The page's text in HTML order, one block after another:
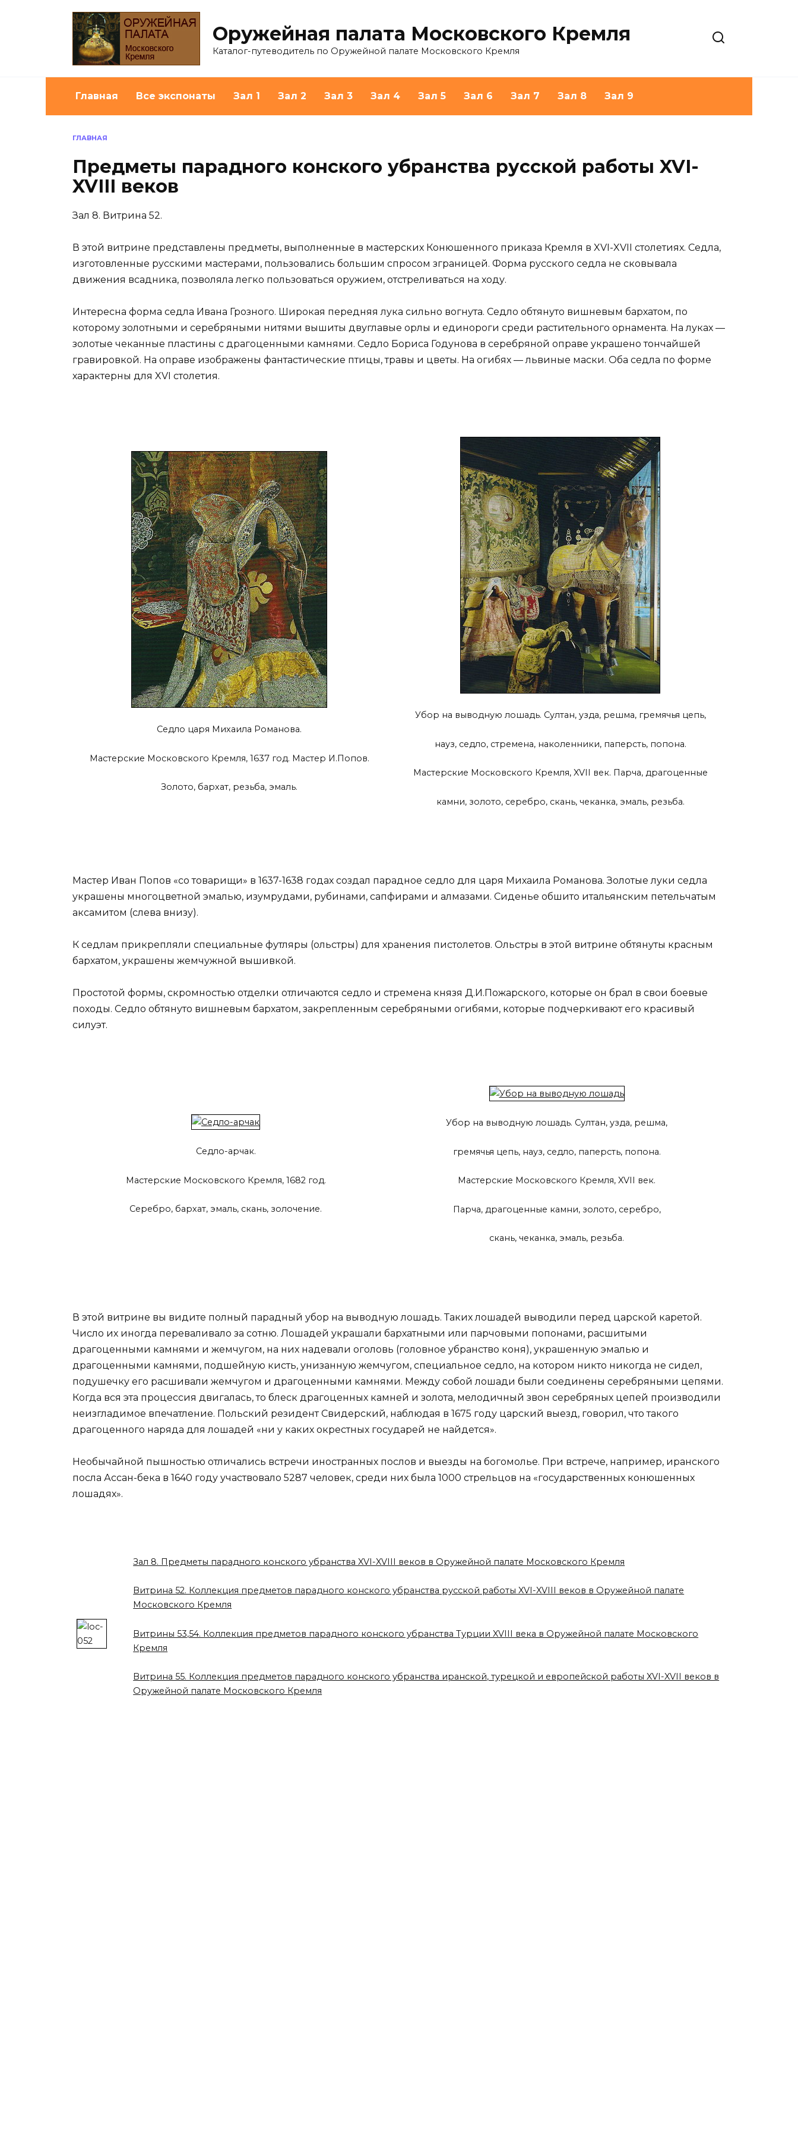
Оружейная палата Московского Кремля
Каталог-путеводитель по Оружейной палате Московского Кремля
Главная Все экспонаты Зал 1 Зал 2 Зал 3 Зал 4 Зал 5 Зал 6 Зал 7 Зал 8 Зал 9
ГЛАВНАЯ
Предметы парадного конского убранства русской работы XVI-
XVIII веков
Зал 8. Витрина 52.
В этой витрине представлены предметы, выполненные в мастерских Конюшенного приказа Кремля в XVI-XVII столетиях. Седла,
изготовленные русскими мастерами, пользовались большим спросом зграницей. Форма русского седла не сковывала
движения всадника, позволяла легко пользоваться оружием, отстреливаться на ходу.
Интересна форма седла Ивана Грозного. Широкая передняя лука сильно вогнута. Седло обтянуто вишневым бархатом, по
которому золотными и серебряными нитями вышиты двуглавые орлы и единороги среди растительного орнамента. На луках —
золотые чеканные пластины с драгоценными камнями. Седло Бориса Годунова в серебряной оправе украшено тончайшей
гравировкой. На оправе изображены фантастические птицы, травы и цветы. На огибях — львиные маски. Оба седла по форме
характерны для XVI столетия.
Седло царя Михаила Романова.
Мастерские Московского Кремля, 1637 год. Мастер И.Попов.
Золото, бархат, резьба, эмаль.
Убор на выводную лошадь. Султан, узда, решма, гремячья цепь,
науз, седло, стремена, наколенники, паперсть, попона.
Мастерские Московского Кремля, XVII век. Парча, драгоценные
камни, золото, серебро, скань, чеканка, эмаль, резьба.
Мастер Иван Попов «со товарищи» в 1637-1638 годах создал парадное седло для царя Михаила Романова. Золотые луки седла
украшены многоцветной эмалью, изумрудами, рубинами, сапфирами и алмазами. Сиденье обшито итальянским петельчатым
аксамитом (слева внизу).
К седлам прикрепляли специальные футляры (ольстры) для хранения пистолетов. Ольстры в этой витрине обтянуты красным
бархатом, украшены жемчужной вышивкой.
Простотой формы, скромностью отделки отличаются седло и стремена князя Д.И.Пожарского, которые он брал в свои боевые
походы. Седло обтянуто вишневым бархатом, закрепленным серебряными огибями, которые подчеркивают его красивый
силуэт.
Седло-арчак.
Мастерские Московского Кремля, 1682 год.
Серебро, бархат, эмаль, скань, золочение.
Убор на выводную лошадь. Султан, узда, решма,
гремячья цепь, науз, седло, паперсть, попона.
Мастерские Московского Кремля, XVII век.
Парча, драгоценные камни, золото, серебро,
скань, чеканка, эмаль, резьба.
В этой витрине вы видите полный парадный убор на выводную лошадь. Таких лошадей выводили перед царской каретой.
Число их иногда переваливало за сотню. Лошадей украшали бархатными или парчовыми попонами, расшитыми
драгоценными камнями и жемчугом, на них надевали оголовь (головное убранство коня), украшенную эмалью и
драгоценными камнями, подшейную кисть, унизанную жемчугом, специальное седло, на котором никто никогда не сидел,
подушечку его расшивали жемчугом и драгоценными камнями. Между собой лошади были соединены серебряными цепями.
Когда вся эта процессия двигалась, то блеск драгоценных камней и золота, мелодичный звон серебряных цепей производили
неизгладимое впечатление. Польский резидент Свидерский, наблюдая в 1675 году царский выезд, говорил, что такого
драгоценного наряда для лошадей «ни у каких окрестных государей не найдется».
Необычайной пышностью отличались встречи иностранных послов и выезды на богомолье. При встрече, например, иранского
посла Ассан-бека в 1640 году участвовало 5287 человек, среди них была 1000 стрельцов на «государственных конюшенных
лошадях».
Зал 8. Предметы парадного конского убранства XVI-XVIII веков в Оружейной палате Московского Кремля
Витрина 52. Коллекция предметов парадного конского убранства русской работы XVI-XVIII веков в Оружейной палате
Московского Кремля
Витрины 53,54. Коллекция предметов парадного конского убранства Турции XVIII века в Оружейной палате Московского
Кремля
Витрина 55. Коллекция предметов парадного конского убранства иранской, турецкой и европейской работы XVI-XVII веков в
Оружейной палате Московского Кремля